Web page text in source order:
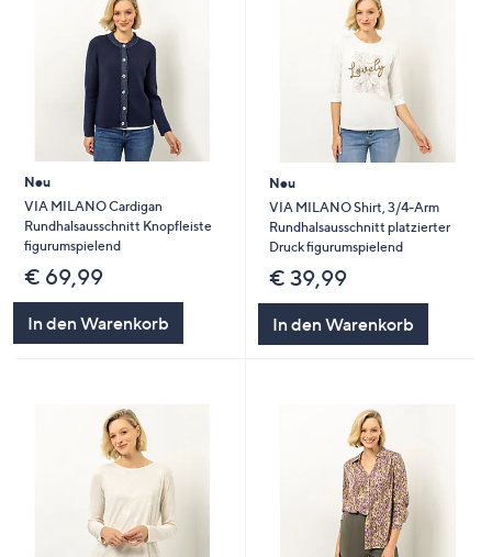
Neu
VIA MILANO Cardigan
Rundhalsausschnitt Knopfleiste
figurumspielend
€ 69,99
In den Warenkorb
Neu
VIA MILANO Shirt, 3/4-Arm
Rundhalsausschnitt platzierter
Druck figurumspielend
€ 39,99
In den Warenkorb